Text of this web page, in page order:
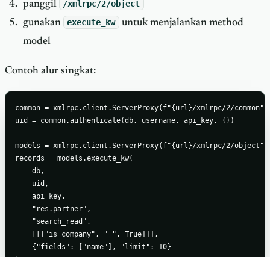
panggil /xmlrpc/2/object
gunakan execute_kw
untuk menjalankan method
model
Contoh alur singkat:
common = xmlrpc.client.ServerProxy(f"{url}/xmlrpc/2/common")
uid = common.authenticate(db, username, api_key, {})
models = xmlrpc.client.ServerProxy(f"{url}/xmlrpc/2/object")
records = models.execute_kw(
    db,
    uid,
    api_key,
    "res.partner",
    "search_read",
    [[["is_company", "=", True]]],
    {"fields": ["name"], "limit": 10}